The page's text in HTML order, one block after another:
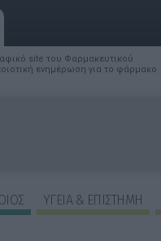
site του Φαρμακευτικού
ενημέρωση για το φάρμακο
ΥΓΕΙΑ & ΕΠΙΣΤΗΜΗ